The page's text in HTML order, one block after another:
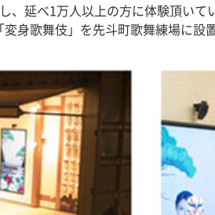
、延べ1万人以上の方に体験頂い
身歌舞伎」を先斗町歌舞練場に